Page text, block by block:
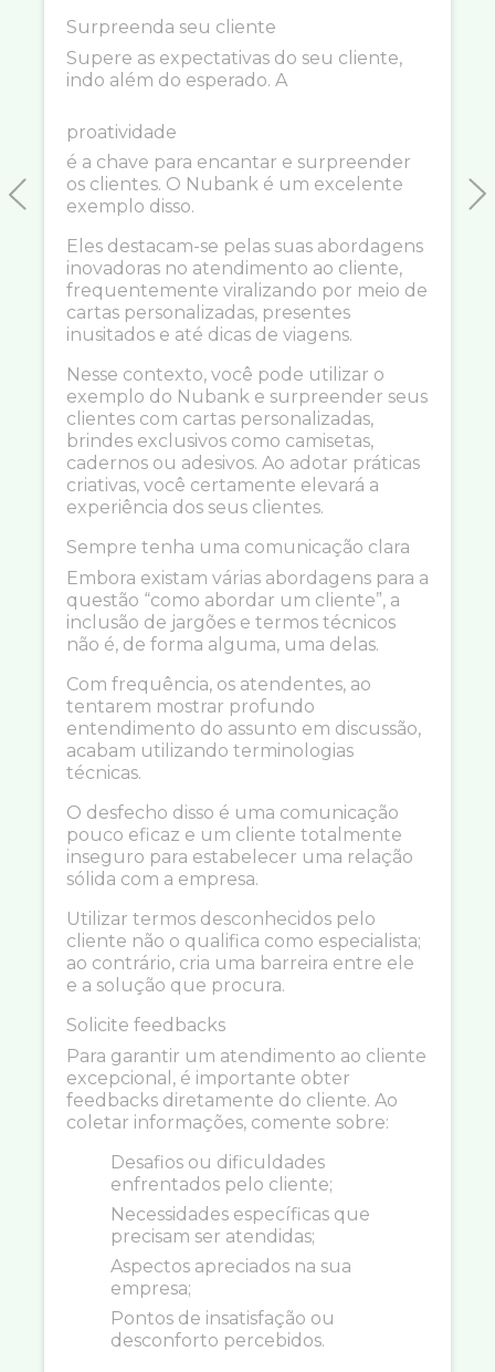
Previous
Surpreenda seu cliente
Supere as expectativas do seu cliente,
indo além do esperado. A
proatividade
é a chave para encantar e surpreender
os clientes. O Nubank é um excelente
exemplo disso.
Eles destacam-se pelas suas abordagens
inovadoras no atendimento ao cliente,
frequentemente viralizando por meio de
cartas personalizadas, presentes
inusitados e até dicas de viagens.
Nesse contexto, você pode utilizar o
exemplo do Nubank e surpreender seus
clientes com cartas personalizadas,
brindes exclusivos como camisetas,
cadernos ou adesivos. Ao adotar práticas
criativas, você certamente elevará a
experiência dos seus clientes.
Sempre tenha uma comunicação clara
Embora existam várias abordagens para a
questão “como abordar um cliente”, a
inclusão de jargões e termos técnicos
não é, de forma alguma, uma delas.
Com frequência, os atendentes, ao
tentarem mostrar profundo
entendimento do assunto em discussão,
acabam utilizando terminologias
técnicas.
O desfecho disso é uma comunicação
pouco eficaz e um cliente totalmente
inseguro para estabelecer uma relação
sólida com a empresa.
Utilizar termos desconhecidos pelo
cliente não o qualifica como especialista;
ao contrário, cria uma barreira entre ele
e a solução que procura.
Solicite feedbacks
Para garantir um atendimento ao cliente
excepcional, é importante obter
feedbacks diretamente do cliente. Ao
coletar informações, comente sobre:
Desafios ou dificuldades
enfrentados pelo cliente;
Necessidades específicas que
precisam ser atendidas;
Aspectos apreciados na sua
empresa;
Pontos de insatisfação ou
desconforto percebidos.